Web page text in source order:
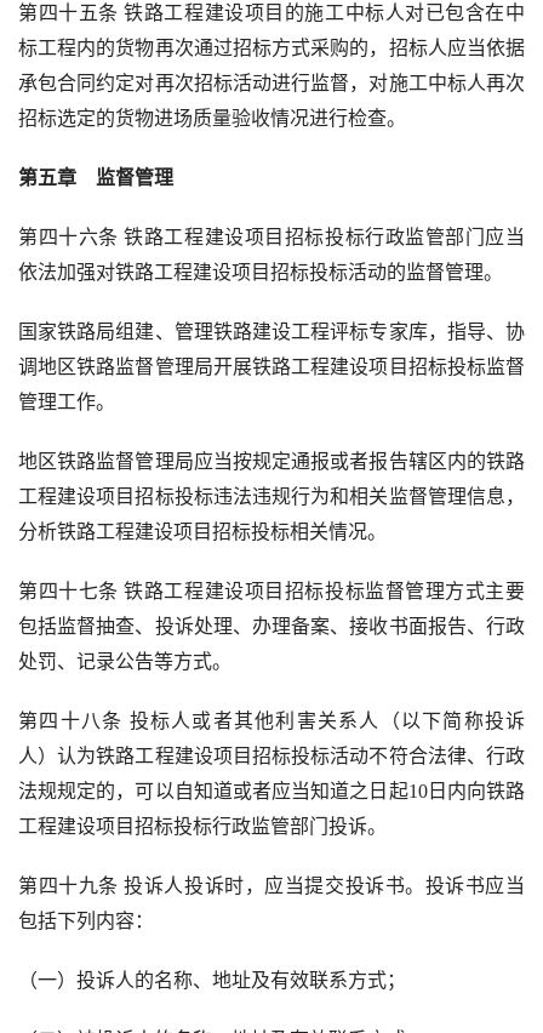
第四十五条 铁路工程建设项目的施工中标人对已包含在中
标工程内的货物再次通过招标方式采购的，招标人应当依据
承包合同约定对再次招标活动进行监督，对施工中标人再次
招标选定的货物进场质量验收情况进行检查。
第五章　监督管理
第四十六条 铁路工程建设项目招标投标行政监管部门应当
依法加强对铁路工程建设项目招标投标活动的监督管理。
国家铁路局组建、管理铁路建设工程评标专家库，指导、协
调地区铁路监督管理局开展铁路工程建设项目招标投标监督
管理工作。
地区铁路监督管理局应当按规定通报或者报告辖区内的铁路
工程建设项目招标投标违法违规行为和相关监督管理信息，
分析铁路工程建设项目招标投标相关情况。
第四十七条 铁路工程建设项目招标投标监督管理方式主要
包括监督抽查、投诉处理、办理备案、接收书面报告、行政
处罚、记录公告等方式。
第四十八条 投标人或者其他利害关系人（以下简称投诉
人）认为铁路工程建设项目招标投标活动不符合法律、行政
法规规定的，可以自知道或者应当知道之日起10日内向铁路
工程建设项目招标投标行政监管部门投诉。
第四十九条 投诉人投诉时，应当提交投诉书。投诉书应当
包括下列内容：
（一）投诉人的名称、地址及有效联系方式；